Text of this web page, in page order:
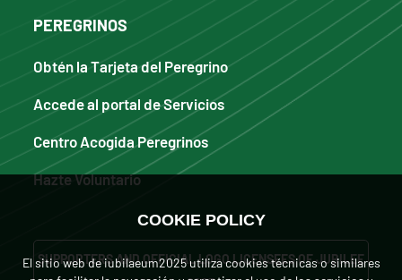
PEREGRINOS
Obtén la Tarjeta del Peregrino
Accede al portal de Servicios
Centro Acogida Peregrinos
Hazte Voluntario
SUPPORTERS AND OFFICIAL LOGO LICENSEES OF JUBILEE
COOKIE POLICY
El sitio web de iubilaeum2025 utiliza cookies técnicas o similares